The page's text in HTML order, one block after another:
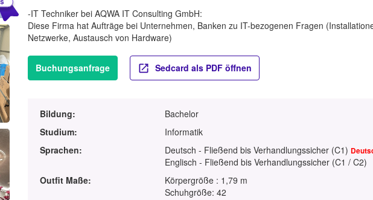
-IT Techniker bei AQWA IT Consulting GmbH:
Diese Firma hat Aufträge bei Unternehmen, Banken zu IT-bezogenen Fragen
Netzwerke, Austausch von Hardware)
Buchungsanfrage Sedcard als PDF öffnen
Bildung:
Bachelor
Studium:
Informatik
Sprachen:
Deutsch - Fließend bis Verhandlungssicher (C1)
Englisch - Fließend bis Verhandlungssicher (C1 / C2)
Outfit Maße:
Körpergröße : 1,79 m
Schuhgröße: 42